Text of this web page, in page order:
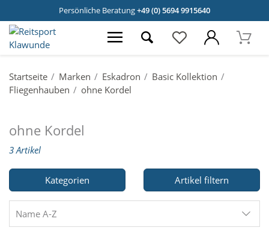
Persönliche Beratung+49 (0) 5694 9915640
Startseite Marken Eskadron
Basic Kollektion
Fliegenhauben
ohne Kordel
ohne Kordel
3 Artikel
Kategorien Artikel filtern
Name A-Z